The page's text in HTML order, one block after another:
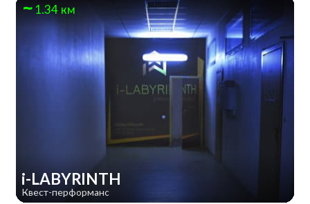
1.34 км
i-LABYRINTH
Квест-перформанс